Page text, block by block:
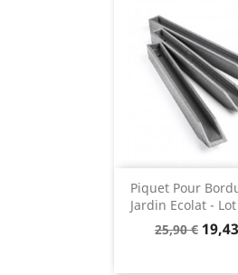
Piquet Pour
Jardin Ecolat -
Prix
25,90 € Prix